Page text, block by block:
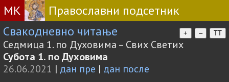
МК
Православни подсетник
Свакодневно читање
+ – TT
Седмица 1. по Духовима – Свих Светих
Субота 1. по Духовима
26.06.2021 | дан пре | дан после